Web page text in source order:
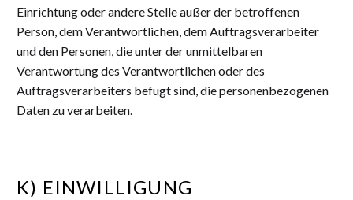
Einrichtung oder andere Stelle außer der betroffenen
Person, dem Verantwortlichen, dem Auftragsverarbeiter
und den Personen, die unter der unmittelbaren
Verantwortung des Verantwortlichen oder des
Auftragsverarbeiters befugt sind, die personenbezogenen
Daten zu verarbeiten.
K) EINWILLIGUNG